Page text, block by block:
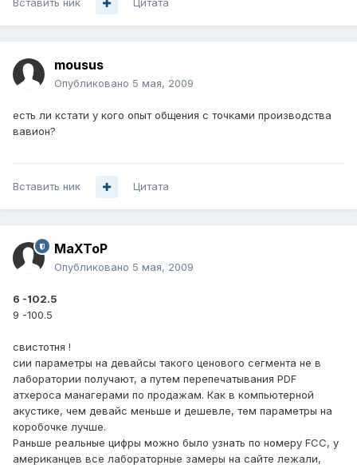
Вставить ник Цитата
mousus
Опубликовано 5 мая, 2009
есть ли кстати у кого опыт общения с точками производства
вавион?
Вставить ник Цитата
MaXToP
Опубликовано 5 мая, 2009
6 -102.5
9 -100.5
свистотня !
сии параметры на девайсы такого ценового сегмента не в
лаборатории получают, а путем перепечатывания PDF
атхероса манагерами по продажам. Как в компьютерной
акустике, чем девайс меньше и дешевле, тем параметры на
коробочке лучше.
Раньше реальные цифры можно было узнать по номеру FCC, у
американцев все лабораторные замеры на сайте лежали,